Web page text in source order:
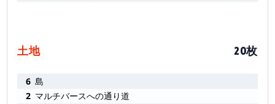
土地 20枚
6 島
2 マルチバースへの通り道